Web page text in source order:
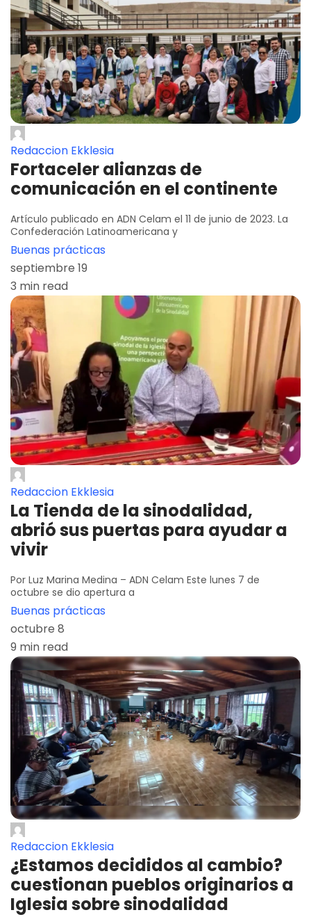
Redaccion Ekklesia
Fortaceler alianzas de
comunicación en el continente
Artículo publicado en ADN Celam el 11 de junio de 2023. La
Confederación Latinoamericana y
Buenas prácticas
septiembre 19
3 min read
Redaccion Ekklesia
La Tienda de la sinodalidad,
abrió sus puertas para ayudar a
vivir
Por Luz Marina Medina – ADN Celam Este lunes 7 de
octubre se dio apertura a
Buenas prácticas
octubre 8
9 min read
Redaccion Ekklesia
¿Estamos decididos al cambio?
cuestionan pueblos originarios a
Iglesia sobre sinodalidad